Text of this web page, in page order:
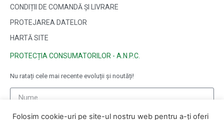
CONDIȚII DE COMANDĂ ȘI LIVRARE
PROTEJAREA DATELOR
HARTĂ SITE
PROTECȚIA CONSUMATORILOR - A.N.P.C.
Nu ratați cele mai recente evoluții și noutăți!
Folosim cookie-uri pe site-ul nostru web pentru a-ți oferi